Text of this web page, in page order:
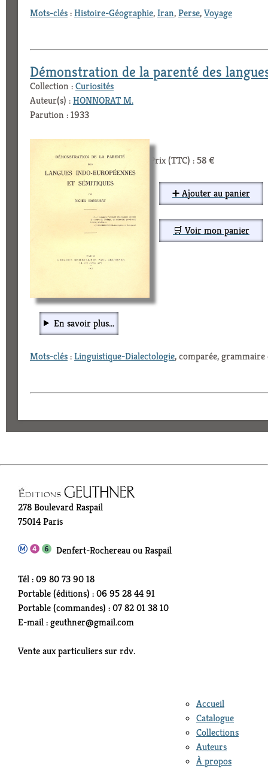
Mots-clés:Histoire-Géographie,Iran,Perse,Voyage
Démonstration de la parenté des
Collection :Curiosités
Auteur(s) :HONNORAT M.
Parution : 1933
Prix (TTC) : 58 €
➕ Ajouter au panier
🛒 Voir mon panier
En savoir plus...
Mots-clés:Linguistique-Dialectologie, comparée,
278 Boulevard Raspail
75014 Paris
Denfert-Rochereau ou Raspail
Tél : 09 80 73 90 18
Portable (éditions) : 06 95 28 44 91
Portable (commandes) : 07 82 01 38 10
E-mail : geuthner@gmail.com
Vente aux particuliers sur rdv.
Accueil
Catalogue
Collections
Auteurs
À propos